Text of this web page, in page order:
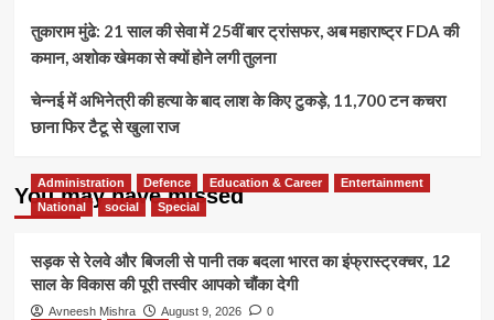
तुकाराम मुंढे: 21 साल की सेवा में 25वीं बार ट्रांसफर, अब महाराष्ट्र FDA की
कमान, अशोक खेमका से क्यों होने लगी तुलना
चेन्नई में अभिनेत्री की हत्या के बाद लाश के किए टुकड़े, 11,700 टन कचरा
छाना फिर टैटू से खुला राज
You may have missed
Administration Defence Education & Career
Entertainment
National
social Special
सड़क से रेलवे और बिजली से पानी तक बदला भारत का इंफ्रास्ट्रक्चर, 12
साल के विकास की पूरी तस्वीर आपको चौंका देगी
Avneesh Mishra August 9, 2026
0